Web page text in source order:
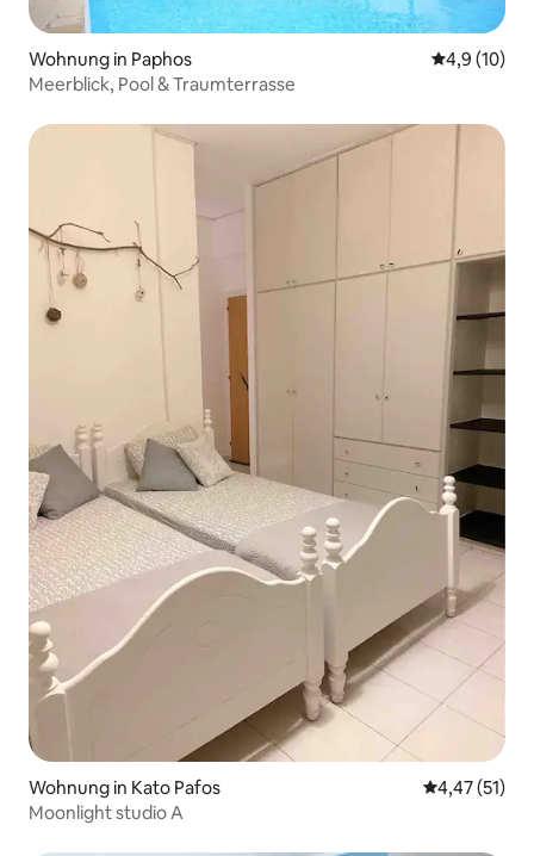
Wohnung in Paphos
4,9 (10)
Meerblick, Pool & Traumterrasse
Wohnung in Kato Pafos
4,47 (51)
Moonlight studio A